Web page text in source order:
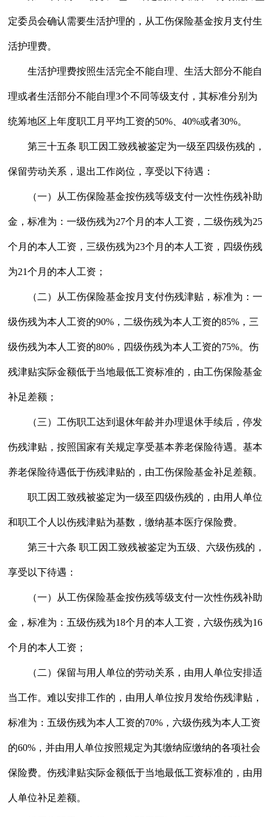
定委员会确认需要生活护理的，从工伤保险基金按月支付生
活护理费。
生活护理费按照生活完全不能自理、生活大部分不能自
理或者生活部分不能自理3个不同等级支付，其标准分别为
统筹地区上年度职工月平均工资的50%、40%或者30%。
第三十五条 职工因工致残被鉴定为一级至四级伤残的，
保留劳动关系，退出工作岗位，享受以下待遇：
（一）从工伤保险基金按伤残等级支付一次性伤残补助
金，标准为：一级伤残为27个月的本人工资，二级伤残为25
个月的本人工资，三级伤残为23个月的本人工资，四级伤残
为21个月的本人工资；
（二）从工伤保险基金按月支付伤残津贴，标准为：一
级伤残为本人工资的90%，二级伤残为本人工资的85%，三
级伤残为本人工资的80%，四级伤残为本人工资的75%。伤
残津贴实际金额低于当地最低工资标准的，由工伤保险基金
补足差额；
（三）工伤职工达到退休年龄并办理退休手续后，停发
伤残津贴，按照国家有关规定享受基本养老保险待遇。基本
养老保险待遇低于伤残津贴的，由工伤保险基金补足差额。
职工因工致残被鉴定为一级至四级伤残的，由用人单位
和职工个人以伤残津贴为基数，缴纳基本医疗保险费。
第三十六条 职工因工致残被鉴定为五级、六级伤残的，
享受以下待遇：
（一）从工伤保险基金按伤残等级支付一次性伤残补助
金，标准为：五级伤残为18个月的本人工资，六级伤残为16
个月的本人工资；
（二）保留与用人单位的劳动关系，由用人单位安排适
当工作。难以安排工作的，由用人单位按月发给伤残津贴，
标准为：五级伤残为本人工资的70%，六级伤残为本人工资
的60%，并由用人单位按照规定为其缴纳应缴纳的各项社会
保险费。伤残津贴实际金额低于当地最低工资标准的，由用
人单位补足差额。